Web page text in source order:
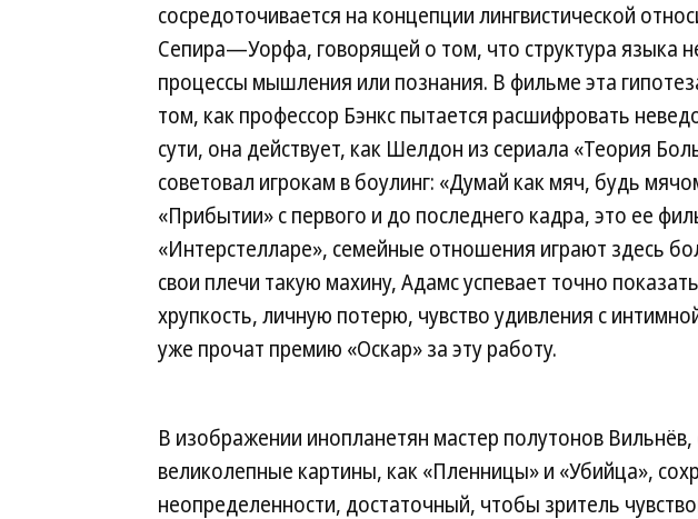
сосредоточивается на концепции лингвистической
Сепира—Уорфа, говорящей о том, что структура языка
процессы мышления или познания. В фильме эта
том, как профессор Бэнкс пытается расшифровать
сути, она действует, как Шелдон из сериала «Теория
советовал игрокам в боулинг: «Думай как мяч, будь
«Прибытии» с первого и до последнего кадра, это ее
«Интерстелларе», семейные отношения играют здесь
свои плечи такую махину, Адамс успевает точно
хрупкость, личную потерю, чувство удивления с
уже прочат премию «Оскар» за эту работу.
В изображении инопланетян мастер полутонов
великолепные картины, как «Пленницы» и «Убийца»,
неопределенности, достаточный, чтобы зритель